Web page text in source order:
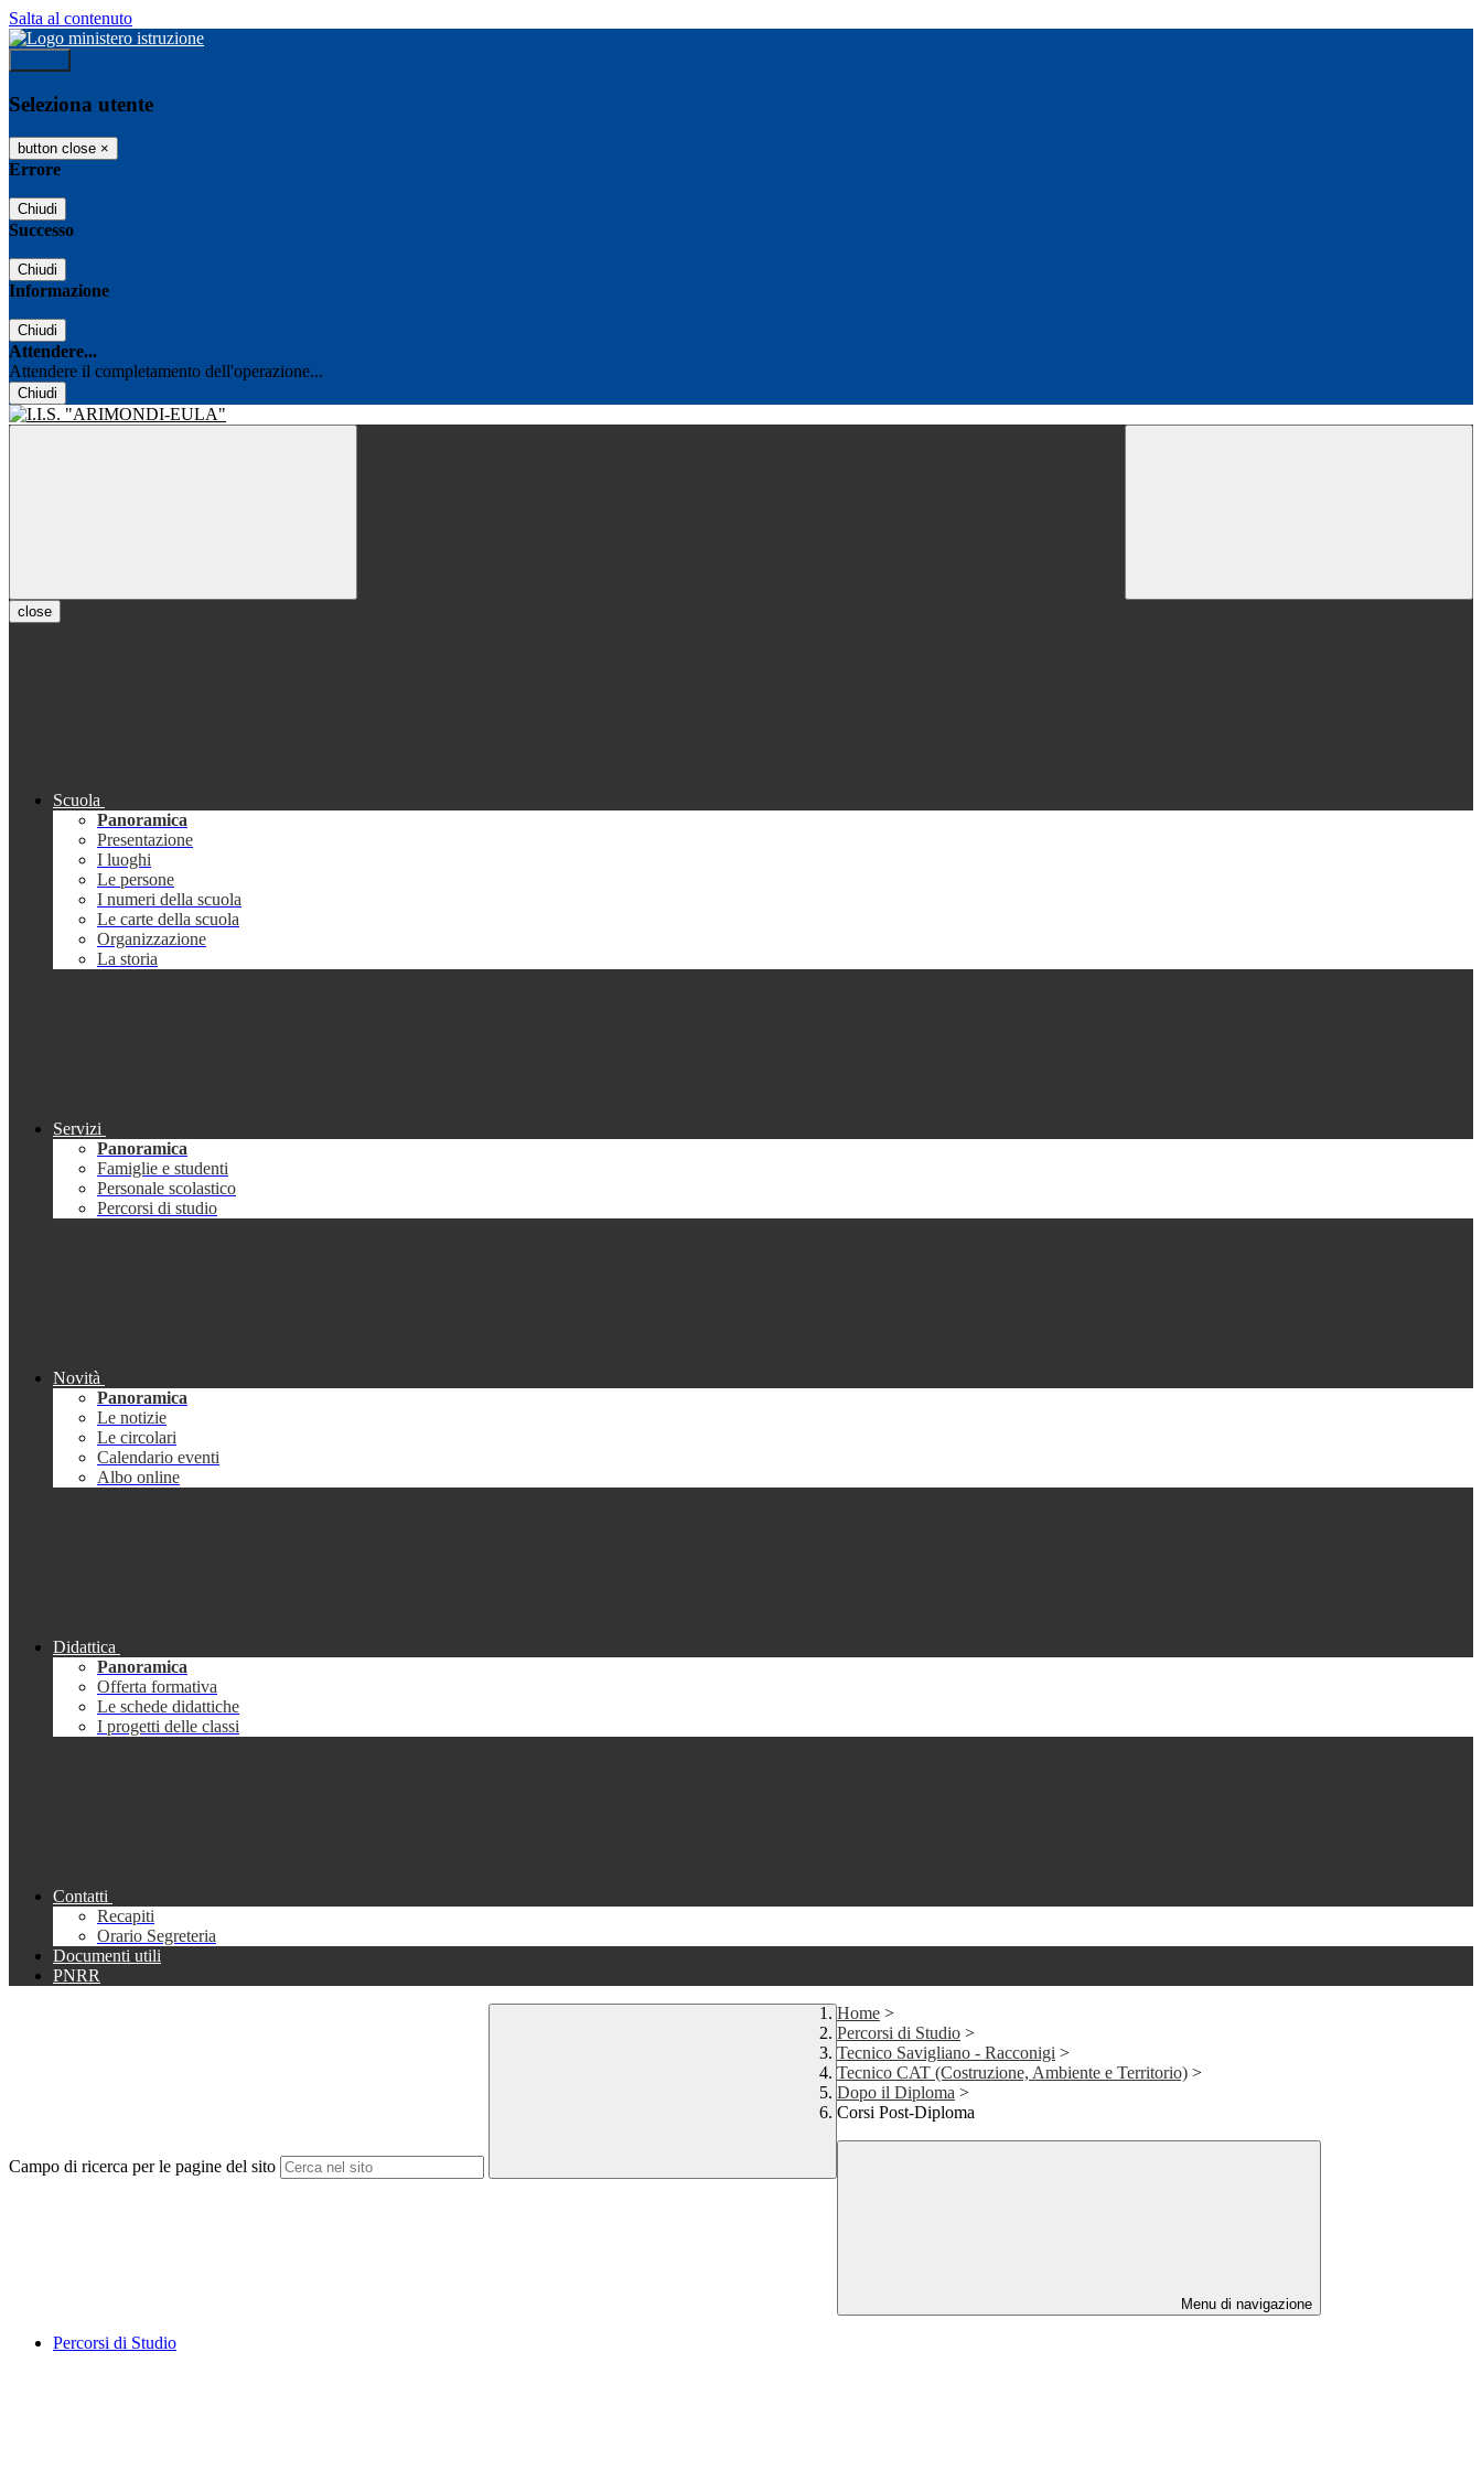
Salta al contenuto
Seleziona utente
button close ×
Errore
Chiudi
Successo
Chiudi
Informazione
Chiudi
Attendere...
Attendere il completamento dell'operazione...
Chiudi
close
Scuola
Panoramica
Presentazione
I luoghi
Le persone
I numeri della scuola
Le carte della scuola
Organizzazione
La storia
Servizi
Panoramica
Famiglie e studenti
Personale scolastico
Percorsi di studio
Novità
Panoramica
Le notizie
Le circolari
Calendario eventi
Albo online
Didattica
Panoramica
Offerta formativa
Le schede didattiche
I progetti delle classi
Contatti
Recapiti
Orario Segreteria
Documenti utili
PNRR
Campo di ricerca per le pagine del sito
Home >
Percorsi di Studio >
Tecnico Savigliano - Racconigi >
Tecnico CAT (Costruzione, Ambiente e Territorio) >
Dopo il Diploma >
Corsi Post-Diploma
Menu di navigazione
Percorsi di Studio